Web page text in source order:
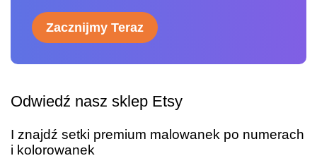
Zacznijmy Teraz
Odwiedź nasz sklep Etsy
I znajdź setki premium malowanek po numerach
i kolorowanek